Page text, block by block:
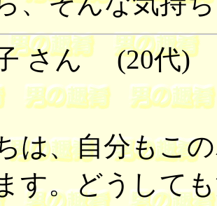
さん (20代)
は、自分もこ
す。どうして